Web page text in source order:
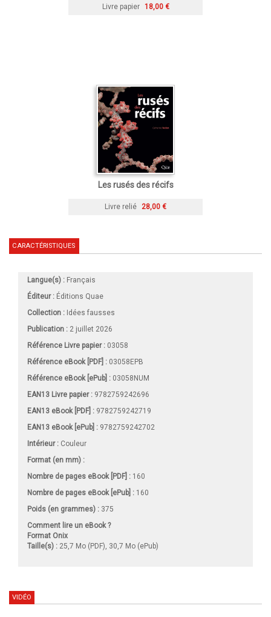
Livre papier 18,00 €
Les rusés des récifs
Livre relié 28,00 €
CARACTÉRISTIQUES
Langue(s) : Français
Éditeur : Éditions Quae
Collection : Idées fausses
Publication : 2 juillet 2026
Référence Livre papier : 03058
Référence eBook [PDF] : 03058EPB
Référence eBook [ePub] : 03058NUM
EAN13 Livre papier : 9782759242696
EAN13 eBook [PDF] : 9782759242719
EAN13 eBook [ePub] : 9782759242702
Intérieur : Couleur
Format (en mm) :
Nombre de pages eBook [PDF] : 160
Nombre de pages eBook [ePub] : 160
Poids (en grammes) : 375
Comment lire un eBook ?
Format Onix
Taille(s) : 25,7 Mo (PDF), 30,7 Mo (ePub)
VIDÉO